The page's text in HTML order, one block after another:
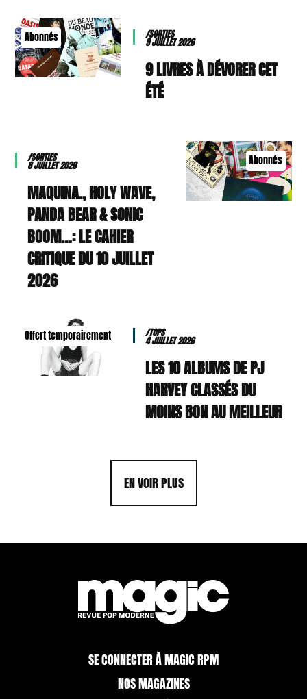
Abonnés /SORTIES
9 JUILLET 2026
9 LIVRES À DÉVORER CET
ÉTÉ
Abonnés
/SORTIES
8 JUILLET 2026
MAQUINA., HOLY WAVE,
PANDA BEAR & SONIC
BOOM…: LE CAHIER
CRITIQUE DU 10 JUILLET
2026
Offert temporairement /TOPS
4 JUILLET 2026
LES 10 ALBUMS DE PJ
HARVEY CLASSÉS DU
MOINS BON AU MEILLEUR
EN VOIR PLUS
SE CONNECTER À MAGIC RPM
NOS MAGAZINES